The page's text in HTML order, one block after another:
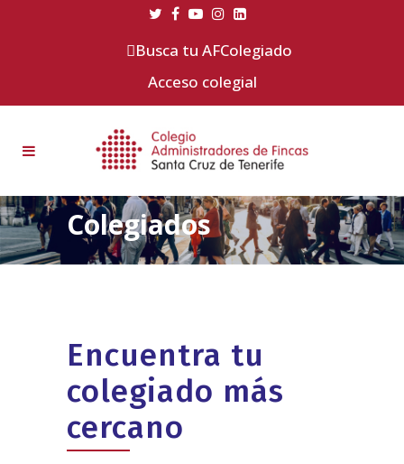
Busca tu AFColegiado
Acceso colegial
Colegiados
Encuentra tu
colegiado más
cercano